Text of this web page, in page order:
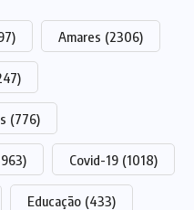
Amares (2306)
(776)
Covid-19 (1018)
Educação (433)